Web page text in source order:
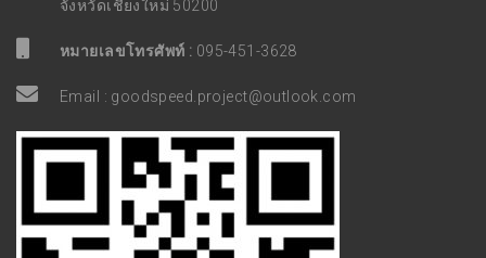
จังหวัดเชียงใหม่ 50200
หมายเลขโทรศัพท์ : 095-451-3628
Email : goodspeed.project@outlook.com